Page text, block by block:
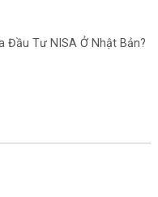
Đầu Tư NISA Ở Nhật Bản?